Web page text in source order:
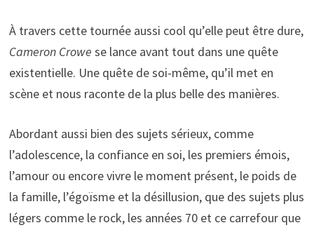
À travers cette tournée aussi cool qu’elle peut être dure,
Cameron Crowe se lance avant tout dans une quête
existentielle. Une quête de soi-même, qu’il met en
scène et nous raconte de la plus belle des manières.
Abordant aussi bien des sujets sérieux, comme
l’adolescence, la confiance en soi, les premiers émois,
l’amour ou encore vivre le moment présent, le poids de
la famille, l’égoïsme et la désillusion, que des sujets plus
légers comme le rock, les années 70 et ce carrefour que